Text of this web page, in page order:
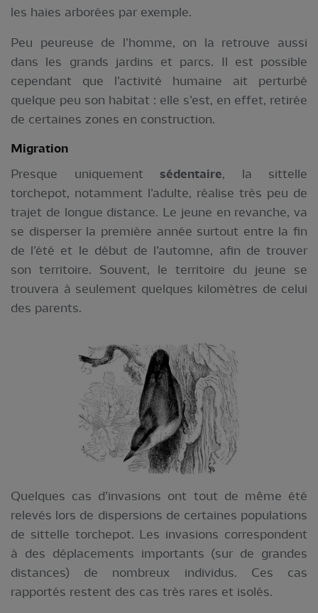
les haies arborées par exemple.
Peu peureuse de l’homme, on la retrouve aussi
dans les grands jardins et parcs. Il est possible
cependant que l’activité humaine ait perturbé
quelque peu son habitat : elle s’est, en effet, retirée
de certaines zones en construction.
Migration
Presque uniquement sédentaire, la sittelle
torchepot, notamment l’adulte, réalise très peu de
trajet de longue distance. Le jeune en revanche, va
se disperser la première année surtout entre la fin
de l’été et le début de l’automne, afin de trouver
son territoire. Souvent, le territoire du jeune se
trouvera à seulement quelques kilomètres de celui
des parents.
Quelques cas d’invasions ont tout de même été
relevés lors de dispersions de certaines populations
de sittelle torchepot. Les invasions correspondent
à des déplacements importants (sur de grandes
distances) de nombreux individus. Ces cas
rapportés restent des cas très rares et isolés.